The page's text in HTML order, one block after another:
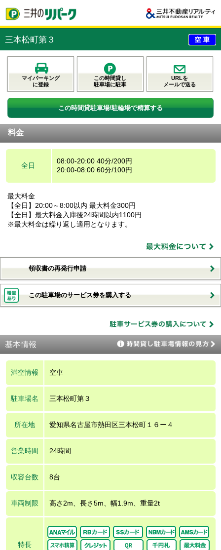
三本松町第３
マイパーキング
に登録
この時間貸し
駐車場に駐車
URLを
メールで送る
この時間貸駐車場/駐輪場で精算する
料金
全日
08:00-20:00 40分/200円
20:00-08:00 60分/100円
最大料金
【全日】20:00～8:00以内 最大料金300円
【全日】最大料金入庫後24時間以内1100円
※最大料金は繰り返し適用となります。
領収書の再発行申請
この駐車場のサービス券を購入する
基本情報
満空情報 空車
駐車場名 三本松町第３
所在地 愛知県名古屋市熱田区三本松町１６ー４
営業時間 24時間
収容台数 8台
車両制限 高さ2m、長さ5m、幅1.9m、重量2t
特長